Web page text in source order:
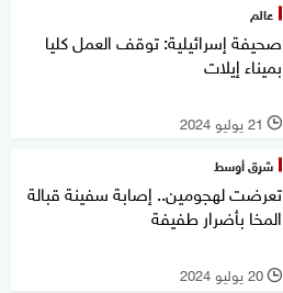
عالم
صحيفة إسرائيلية: توقف العمل كليا
بميناء إيلات
l 21 يوليو 2024
شرق أوسط
تعرضت لهجومين.. إصابة سفينة قبالة
المخا بأضرار طفيفة
l 20 يوليو 2024